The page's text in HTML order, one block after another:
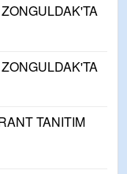
TANITIM